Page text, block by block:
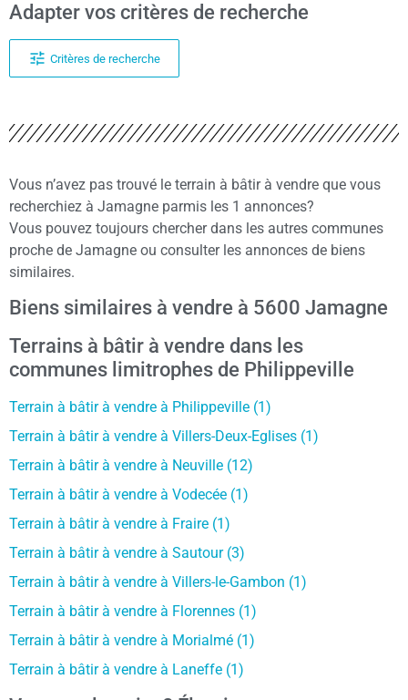
Adapter vos critères de recherche
Critères de recherche
Vous n’avez pas trouvé le terrain à bâtir à vendre que vous
recherchiez à Jamagne parmis les 1 annonces?
Vous pouvez toujours chercher dans les autres communes
proche de Jamagne ou consulter les annonces de biens
similaires.
Biens similaires à vendre à 5600 Jamagne
Terrains à bâtir à vendre dans les
communes limitrophes de Philippeville
Terrain à bâtir à vendre à Philippeville (1)
Terrain à bâtir à vendre à Villers-Deux-Eglises (1)
Terrain à bâtir à vendre à Neuville (12)
Terrain à bâtir à vendre à Vodecée (1)
Terrain à bâtir à vendre à Fraire (1)
Terrain à bâtir à vendre à Sautour (3)
Terrain à bâtir à vendre à Villers-le-Gambon (1)
Terrain à bâtir à vendre à Florennes (1)
Terrain à bâtir à vendre à Morialmé (1)
Terrain à bâtir à vendre à Laneffe (1)